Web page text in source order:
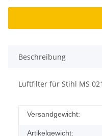
Beschreibung
Luftfilter für Stihl MS
Versandgewicht:
Artikelgewicht: